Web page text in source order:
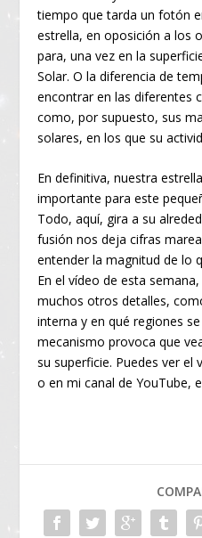
tiempo que tarda un fotón
estrella, en oposición a los
para, una vez en la
Solar. O la diferencia de
encontrar en las diferentes
como, por supuesto, sus
solares, en los que su
En definitiva, nuestra
importante para este
Todo, aquí, gira a su
fusión nos deja cifras
entender la magnitud de lo
En el vídeo de esta
muchos otros detalles,
interna y en qué regiones
mecanismo provoca que
su superficie. Puedes ver el
o en mi canal de YouTube,